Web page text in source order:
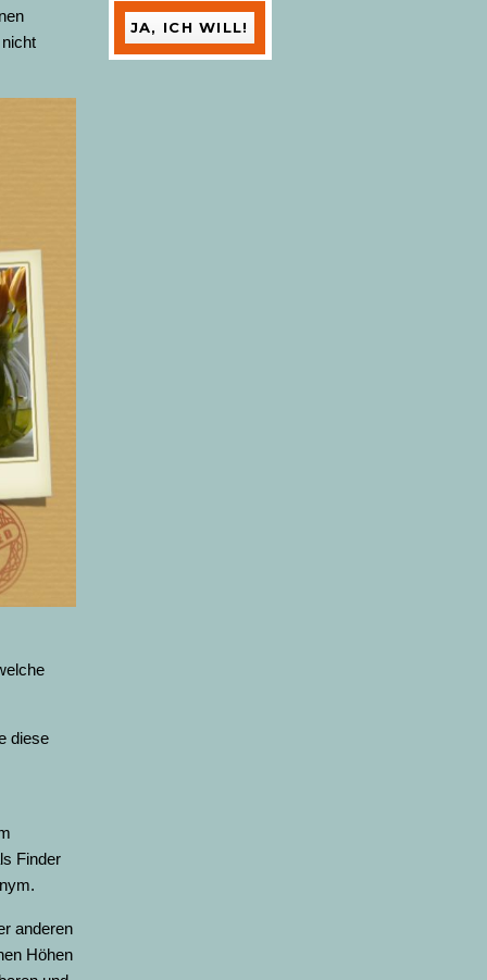
diese
Finder
anderen
Höhen